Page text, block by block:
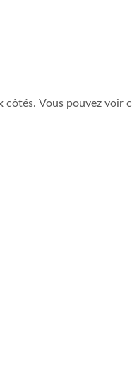
Vous pouvez voir